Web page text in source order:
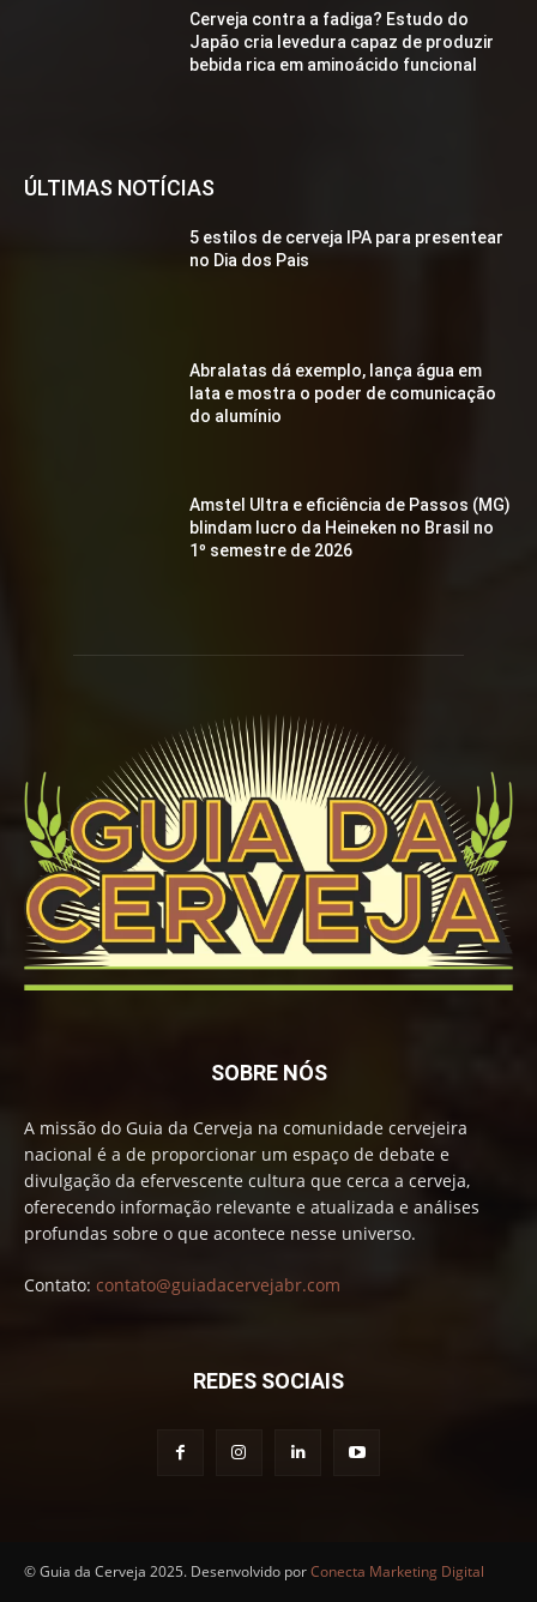
Cerveja contra a fadiga? Estudo do
Japão cria levedura capaz de produzir
bebida rica em aminoácido funcional
ÚLTIMAS NOTÍCIAS
5 estilos de cerveja IPA para presentear
no Dia dos Pais
Abralatas dá exemplo, lança água em
lata e mostra o poder de comunicação
do alumínio
Amstel Ultra e eficiência de Passos (MG)
blindam lucro da Heineken no Brasil no
1º semestre de 2026
SOBRE NÓS
A missão do Guia da Cerveja na comunidade cervejeira
nacional é a de proporcionar um espaço de debate e
divulgação da efervescente cultura que cerca a cerveja,
oferecendo informação relevante e atualizada e análises
profundas sobre o que acontece nesse universo.
Contato: contato@guiadacervejabr.com
REDES SOCIAIS
© Guia da Cerveja 2025. Desenvolvido porConecta Marketing Digital